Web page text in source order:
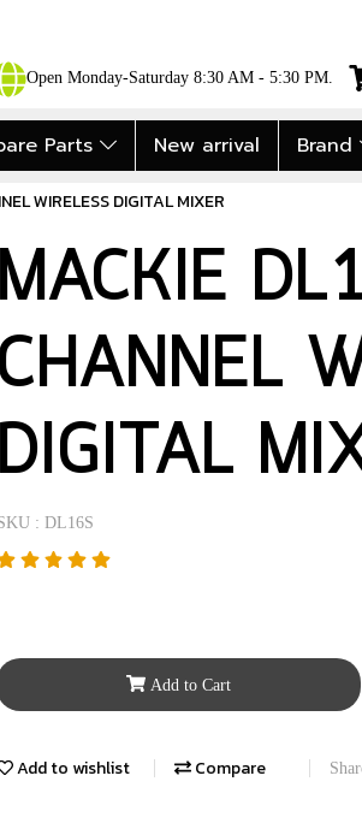
Open Monday-Saturday 8:30 AM - 5:30 PM.
Parts New arrival Brand
WIRELESS DIGITAL MIXER
MACKIE
CHANNEL
DIGITAL
: DL16S
Add to Cart
Add to wishlist Compare